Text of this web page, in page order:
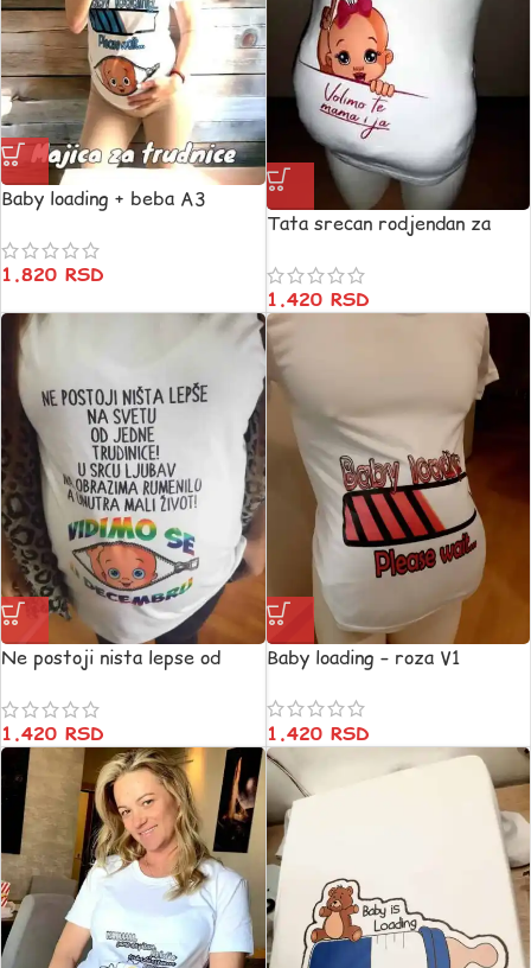
Baby loading + beba A3
1.820 RSD
Tata srecan rodjendan za
1.420 RSD
Ne postoji nista lepse od
1.420 RSD
Baby loading – roza V1
1.420 RSD